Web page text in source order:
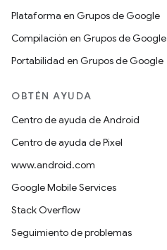
Plataforma en Grupos de Google
Compilación en Grupos de Google
Portabilidad en Grupos de Google
OBTÉN AYUDA
Centro de ayuda de Android
Centro de ayuda de Pixel
www.android.com
Google Mobile Services
Stack Overflow
Seguimiento de problemas